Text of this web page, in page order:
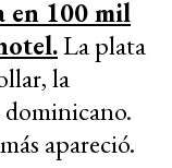
en 100 mil
La plata
la
apareció.